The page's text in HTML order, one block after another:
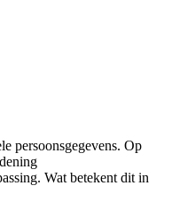
persoonsgegevens. Op
Wat betekent dit in